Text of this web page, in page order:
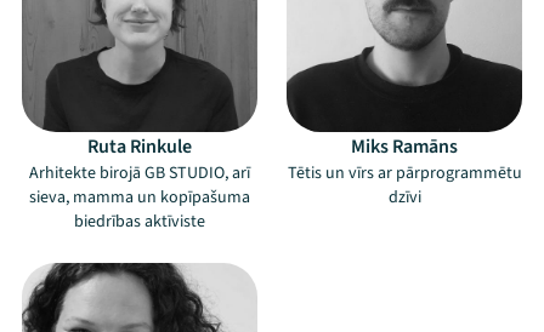
Ruta Rinkule
Arhitekte birojā GB STUDIO, arī
sieva, mamma un kopīpašuma
biedrības aktīviste
Miks Ramāns
Tētis un vīrs ar pārprogrammētu
dzīvi